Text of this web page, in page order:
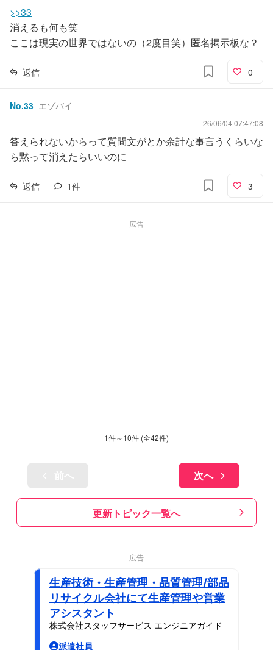
>>33
消えるも何も笑
ここは現実の世界ではないの（2度目笑）匿名掲示板な？
返信 0
No.33 エゾバイ
26/06/04 07:47:08
答えられないからって質問文がとか余計な事言うくらいな
ら黙って消えたらいいのに
返信 1件 3
広告
1件～10件 (全42件)
次へ
更新トピック一覧へ
広告
生産技術・生産管理・品質管理/部品
リサイクル会社にて生産管理や営業
アシスタント
株式会社スタッフサービス エンジニアガイド
派遣社員